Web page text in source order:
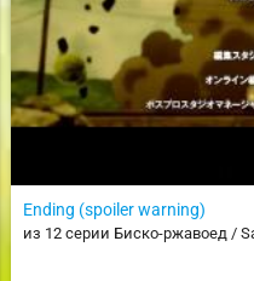
Ending (spoiler warning)
из 12 серии Биско-ржавоед /